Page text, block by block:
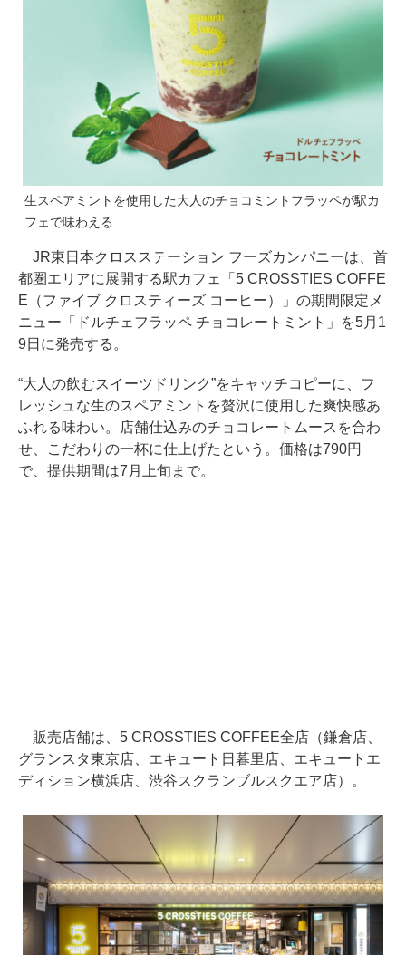
生スペアミントを使用した大人のチョコミントフラッペが駅カ
フェで味わえる
JR東日本クロスステーション フーズカンパニーは、首
都圏エリアに展開する駅カフェ「5 CROSSTIES COFFE
E（ファイブ クロスティーズ コーヒー）」の期間限定メ
ニュー「ドルチェフラッペ チョコレートミント」を5月1
9日に発売する。
“大人の飲むスイーツドリンク”をキャッチコピーに、フ
レッシュな生のスペアミントを贅沢に使用した爽快感あ
ふれる味わい。店舗仕込みのチョコレートムースを合わ
せ、こだわりの一杯に仕上げたという。価格は790円
で、提供期間は7月上旬まで。
販売店舗は、5 CROSSTIES COFFEE全店（鎌倉店、
グランスタ東京店、エキュート日暮里店、エキュートエ
ディション横浜店、渋谷スクランブルスクエア店）。